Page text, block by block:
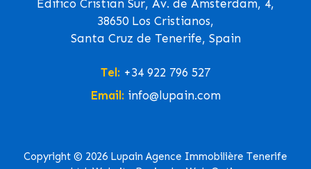
Edifico Cristian Sur, Av. de Ámsterdam, 4,
38650 Los Cristianos,
Santa Cruz de Tenerife, Spain
Tel: +34 922 796 527
Email: info@lupain.com
Copyright © 2026 Lupain Agence Immobilière Tenerife